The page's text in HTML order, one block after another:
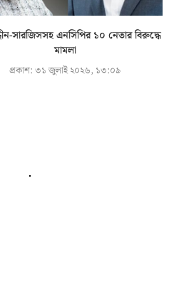
সারজিসসহ এনসিপির ১০ নেতার বিরুদ্ধে
মামলা
প্রকাশ:৩১ জুলাই ২০২৬, ১৩:০৯